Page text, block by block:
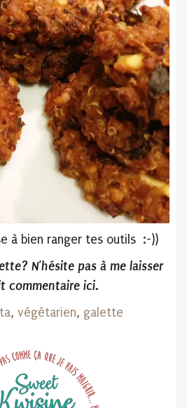
à bien ranger tes outils :-))
N’hésite pas à me laisser
commentaire ici.
, végétarien, galette